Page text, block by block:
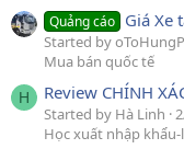
Quảng cáo Giá Xe
Started by
Mua bán quốc tế
H Review CHÍNH
Started by Hà Linh
Học xuất nhập